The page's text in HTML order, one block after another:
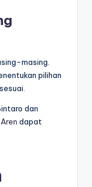
masing.
pilihan
dan
dapat